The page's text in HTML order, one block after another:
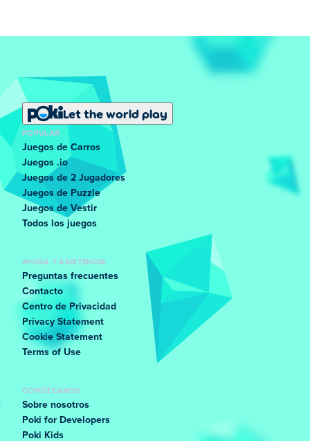
Let the world play
POPULAR
Juegos de Carros
Juegos .io
Juegos de 2 Jugadores
Juegos de Puzzle
Juegos de Vestir
Todos los juegos
AYUDA Y ASISTENCIA
Preguntas frecuentes
Contacto
Centro de Privacidad
Privacy Statement
Cookie Statement
Terms of Use
CONÓZCANOS
Sobre nosotros
Poki for Developers
Poki Kids